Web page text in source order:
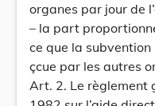
organes par jour de
– la part
ce que la
çcue par les autres
Art. 2. Le règlement